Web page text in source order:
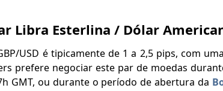
Libra Esterlina / Dólar
USD é tipicamente de 1 a 2,5 pips, com
prefere negociar este par de moedas
GMT, ou durante o período de abertura da